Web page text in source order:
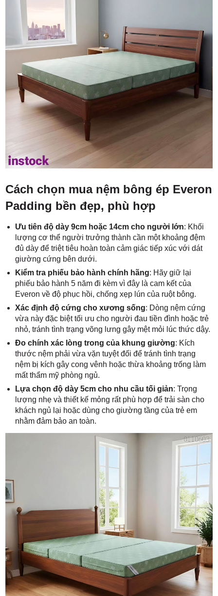
Cách chọn mua nệm bông ép Everon
Padding bền đẹp, phù hợp
Ưu tiên độ dày 9cm hoặc 14cm cho người lớn: Khối
lượng cơ thể người trưởng thành cần một khoảng đệm
đủ dày để triệt tiêu hoàn toàn cảm giác tiếp xúc với dát
giường cứng bên dưới.
Kiểm tra phiếu bảo hành chính hãng: Hãy giữ lại
phiếu bảo hành 5 năm đi kèm vì đây là cam kết của
Everon về độ phục hồi, chống xẹp lún của ruột bông.
Xác định độ cứng cho xương sống: Dòng nệm cứng
vừa này đặc biệt tối ưu cho người đau tiền đình hoặc trẻ
nhỏ, tránh tình trạng võng lưng gây mệt mỏi lúc thức dậy.
Đo chính xác lòng trong của khung giường: Kích
thước nệm phải vừa vặn tuyệt đối để tránh tình trạng
nệm bị kích gây cong vênh hoặc thừa khoảng trống làm
mất thẩm mỹ phòng ngủ.
Lựa chọn độ dày 5cm cho nhu cầu tối giản: Trọng
lượng nhẹ và thiết kế mỏng rất phù hợp để trải sàn cho
khách ngủ lại hoặc dùng cho giường tầng của trẻ em
nhằm đảm bảo an toàn.